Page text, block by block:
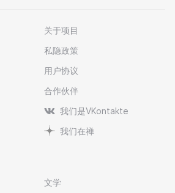
关于项目
私隐政策
用户协议
合作伙伴
我们是VKontakte
我们在禅
文学